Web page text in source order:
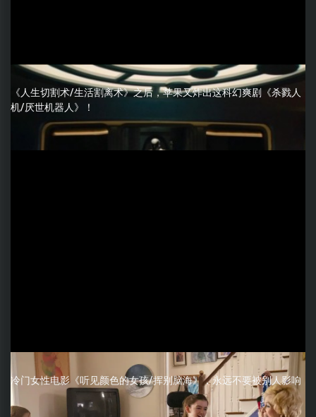
《人生切割术/生活割离术》之后，苹果又炸出这科幻爽剧《杀戮人
机/厌世机器人》！
冷门女性电影《听见颜色的女孩/挥别脑海》，永远不要被别人影响